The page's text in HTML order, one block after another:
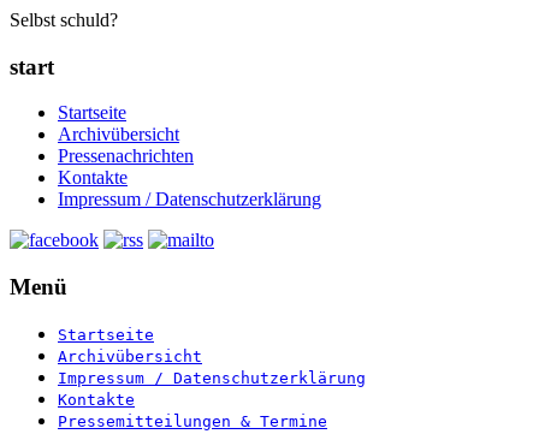
Selbst schuld?
start
Startseite
Archivübersicht
Pressenachrichten
Kontakte
Impressum / Datenschutzerklärung
Menü
Startseite
Archivübersicht
Impressum / Datenschutzerklärung
Kontakte
Pressemitteilungen & Termine